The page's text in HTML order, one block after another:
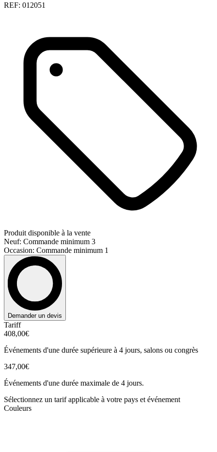
REF: 012051
Produit disponible à la vente
Neuf: Commande minimum 3
Occasion: Commande minimum 1
Demander un devis
Tariff
408,00€
Événements d'une durée supérieure à 4 jours, salons ou congrès
347,00€
Événements d'une durée maximale de 4 jours.
Sélectionnez un tarif applicable à votre pays et événement
Couleurs